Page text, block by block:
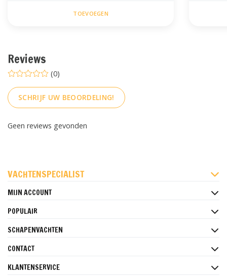
TOEVOEGEN
Reviews
(0)
SCHRIJF UW BEOORDELING!
Geen reviews gevonden
VACHTENSPECIALIST
MIJN ACCOUNT
POPULAIR
SCHAPENVACHTEN
CONTACT
KLANTENSERVICE